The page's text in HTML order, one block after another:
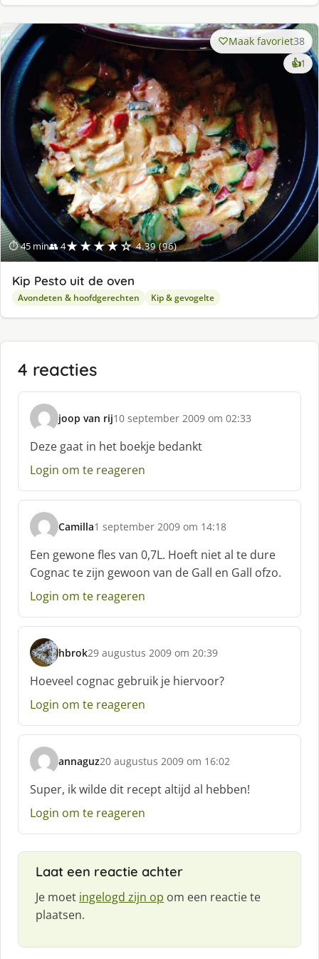
⏱ 45 min👥 4★★★★☆ 4.39 (96)
Maak favoriet38
👍1
Kip Pesto uit de oven
Avondeten & hoofdgerechten Kip & gevogelte
4 reacties
joop van rij
s
c
h
r
e
f
:
10 september 2009 om 02:33
Deze gaat in het boekje bedankt
Login om te reageren
Camilla
s
c
h
r
e
f
1 september 2009 om 14:18
Een gewone fles van 0,7L. Hoeft niet al te dure
Cognac te zijn gewoon van de Gall en Gall ofzo.
Login om te reageren
hbrok
s
c
h
r
e
f
:
29 augustus 2009 om 20:39
Hoeveel cognac gebruik je hiervoor?
Login om te reageren
annaguz
s
c
h
r
20 augustus 2009 om 16:02
Super, ik wilde dit recept altijd al hebben!
Login om te reageren
Laat een reactie achter
Je moet ingelogd zijn op om een reactie te
plaatsen.